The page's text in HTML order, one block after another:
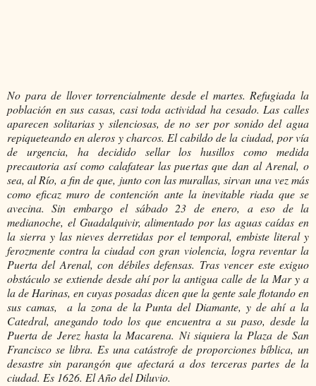
No para de llover torrencialmente desde el martes. Refugiada la
población en sus casas, casi toda actividad ha cesado. Las calles
aparecen solitarias y silenciosas, de no ser por sonido del agua
repiqueteando en aleros y charcos. El cabildo de la ciudad, por vía
de urgencia, ha decidido sellar los husillos como medida
precautoria así como calafatear las puertas que dan al Arenal, o
sea, al Río, a fin de que, junto con las murallas, sirvan una vez más
como eficaz muro de contención ante la inevitable riada que se
avecina. Sin embargo el sábado 23 de enero, a eso de la
medianoche, el Guadalquivir, alimentado por las aguas caídas en
la sierra y las nieves derretidas por el temporal, embiste literal y
ferozmente contra la ciudad con gran violencia, logra reventar la
Puerta del Arenal, con débiles defensas. Tras vencer este exiguo
obstáculo se extiende desde ahí por la antigua calle de la Mar y a
la de Harinas, en cuyas posadas dicen que la gente sale flotando en
sus camas, a la zona de la Punta del Diamante, y de ahí a la
Catedral, anegando todo los que encuentra a su paso, desde la
Puerta de Jerez hasta la Macarena. Ni siquiera la Plaza de San
Francisco se libra. Es una catástrofe de proporciones bíblica, un
desastre sin parangón que afectará a dos terceras partes de la
ciudad. Es 1626. El Año del Diluvio.